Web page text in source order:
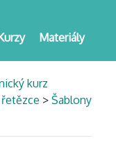
Materiály
kurz
> Šablony